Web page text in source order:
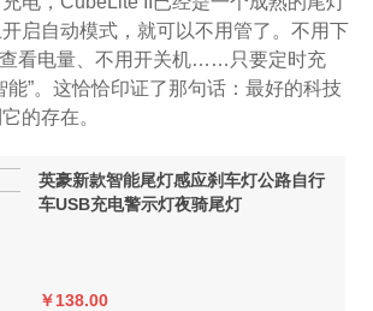
启自动模式，就可以不用管了。不用下
看电量、不用开关机……只要定时充
能”。这恰恰印证了那句话：最好的科技
的存在。
英豪新款智能尾灯感应刹车灯公路自行
车USB充电警示灯夜骑尾灯
￥138.00